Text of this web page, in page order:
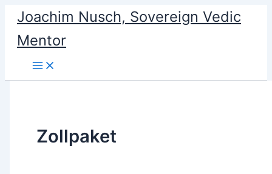
content
Joachim Nusch, Sovereign Vedic
Mentor
Zollpaket